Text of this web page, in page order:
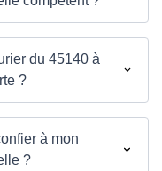
du 45140 à
?
à mon
?